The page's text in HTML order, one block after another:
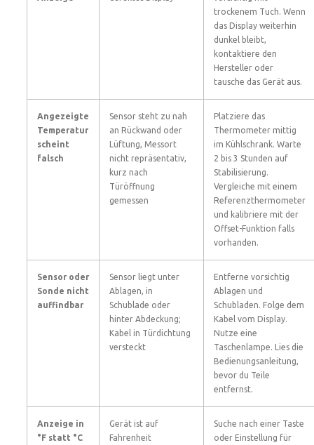
trockenem Tuch. Wenn
das Display weiterhin
dunkel bleibt,
kontaktiere den
Hersteller oder
tausche das Gerät aus.
Angezeigte
Temperatur
scheint
falsch
Sensor steht zu nah
an Rückwand oder
Lüftung, Messort
nicht repräsentativ,
kurz nach
Türöffnung
gemessen
Platziere das
Thermometer mittig
im Kühlschrank. Warte
2 bis 3 Stunden auf
Stabilisierung.
Vergleiche mit einem
Referenzthermometer
und kalibriere mit der
Offset-Funktion falls
vorhanden.
Sensor oder
Sonde nicht
auffindbar
Sensor liegt unter
Ablagen, in
Schublade oder
hinter Abdeckung;
Kabel in Türdichtung
versteckt
Entferne vorsichtig
Ablagen und
Schubladen. Folge dem
Kabel vom Display.
Nutze eine
Taschenlampe. Lies die
Bedienungsanleitung,
bevor du Teile
entfernst.
Anzeige in
°F statt °C
Gerät ist auf
Fahrenheit
Suche nach einer Taste
oder Einstellung für